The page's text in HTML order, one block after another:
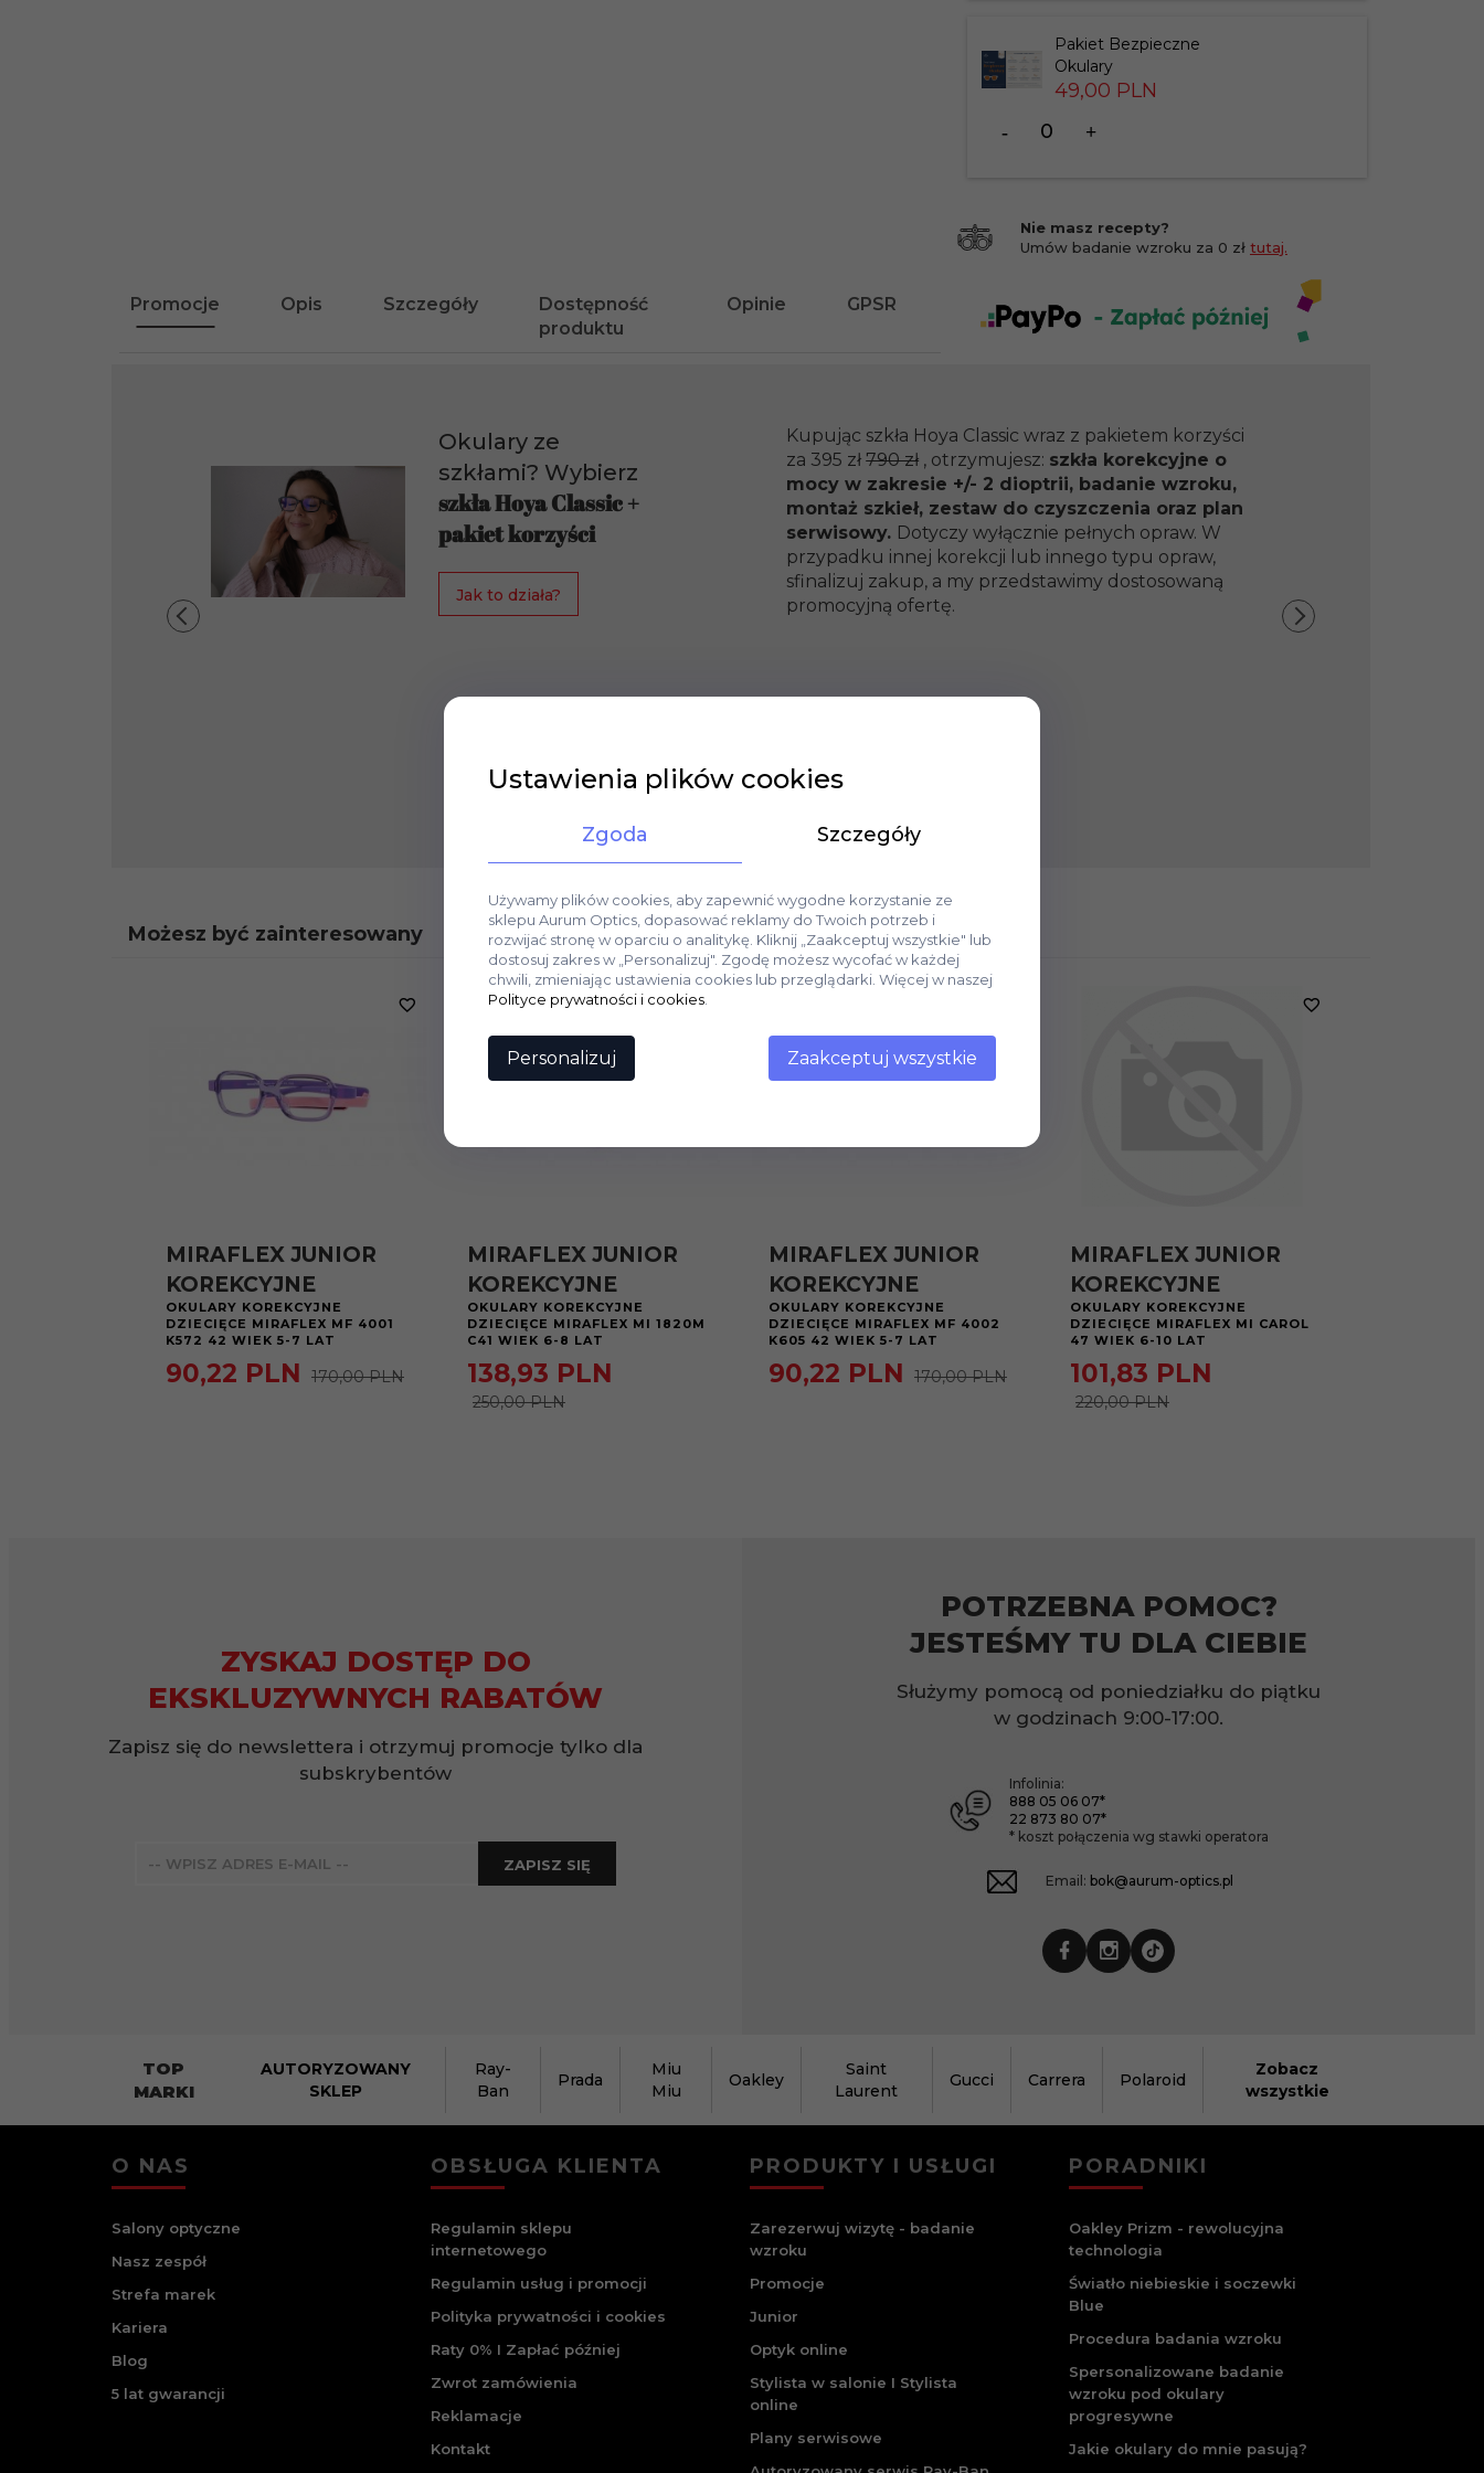
Pakiet Bezpieczne
Okulary
49,00 PLN
dla
Promocje Opis Szczegóły
Dostępność
produktu
Opinie GPSR
Nie masz recepty?
Umów badanie wzroku za 0 zł tutaj.
Okulary ze
szkłami? Wybierz
szkła Hoya Classic +
pakiet korzyści
Jak to działa?
Kupując szkła Hoya Classic wraz z pakietem korzyści
za 395 zł790 zł , otrzymujesz: szkła korekcyjne o
mocy w zakresie +/- 2 dioptrii, badanie wzroku,
montaż szkieł, zestaw do czyszczenia oraz plan
serwisowy. Dotyczy wyłącznie pełnych opraw. W
przypadku innej korekcji lub innego typu opraw,
sfinalizuj zakup, a my przedstawimy dostosowaną
promocyjną ofertę.
Możesz być zainteresowany
MIRAFLEX JUNIOR
KOREKCYJNE
OKULARY KOREKCYJNE
DZIECIĘCE MIRAFLEX MF 4001
K572 42 WIEK 5-7 LAT
90,22 PLN 170,00 PLN
MIRAFLEX JUNIOR
KOREKCYJNE
OKULARY KOREKCYJNE
DZIECIĘCE MIRAFLEX MI 1820M
C41 WIEK 6-8 LAT
138,93 PLN
250,00 PLN
MIRAFLEX JUNIOR
KOREKCYJNE
OKULARY KOREKCYJNE
DZIECIĘCE MIRAFLEX MF 4002
K605 42 WIEK 5-7 LAT
90,22 PLN 170,00 PLN
MIRAFLEX JUNIOR
KOREKCYJNE
OKULARY KOREKCYJNE
DZIECIĘCE MIRAFLEX MI CAROL
47 WIEK 6-10 LAT
101,83 PLN
220,00 PLN
ZYSKAJ DOSTĘP DO
EKSKLUZYWNYCH RABATÓW
Zapisz się do newslettera i otrzymuj promocje tylko dla
subskrybentów
ZAPISZ SIĘ
POTRZEBNA POMOC?
JESTEŚMY TU DLA CIEBIE
Służymy pomocą od poniedziałku do piątku
w godzinach 9:00-17:00.
Infolinia:
888 05 06 07*
22 873 80 07*
* koszt połączenia wg stawki operatora
Email: bok@aurum-optics.pl
TOP
MARKI
AUTORYZOWANY
SKLEP
Ray-
Ban
Prada
Miu
Miu
Oakley
Saint
Laurent
Gucci Carrera Polaroid
Zobacz
wszystkie
O NAS
Salony optyczne
Nasz zespół
Strefa marek
Kariera
Blog
5 lat gwarancji
OBSŁUGA KLIENTA
Regulamin sklepu
internetowego
Regulamin usług i promocji
Polityka prywatności i cookies
Raty 0% I Zapłać później
Zwrot zamówienia
Reklamacje
Kontakt
PRODUKTY I USŁUGI
Zarezerwuj wizytę - badanie
wzroku
Promocje
Junior
Optyk online
Stylista w salonie I Stylista
online
Plany serwisowe
PORADNIKI
Oakley Prizm - rewolucyjna
technologia
Światło niebieskie i soczewki
Blue
Procedura badania wzroku
Spersonalizowane badanie
wzroku pod okulary
progresywne
Jakie okulary do mnie pasują?
Ustawienia plików cookies
Zgoda Szczegóły
Używamy plików cookies, aby zapewnić wygodne korzystanie ze
sklepu Aurum Optics, dopasować reklamy do Twoich potrzeb i
rozwijać stronę w oparciu o analitykę. Kliknij „Zaakceptuj wszystkie" lub
dostosuj zakres w „Personalizuj". Zgodę możesz wycofać w każdej
chwili, zmieniając ustawienia cookies lub przeglądarki. Więcej w naszej
Polityce prywatności i cookies
Personalizuj Zaakceptuj wszystkie